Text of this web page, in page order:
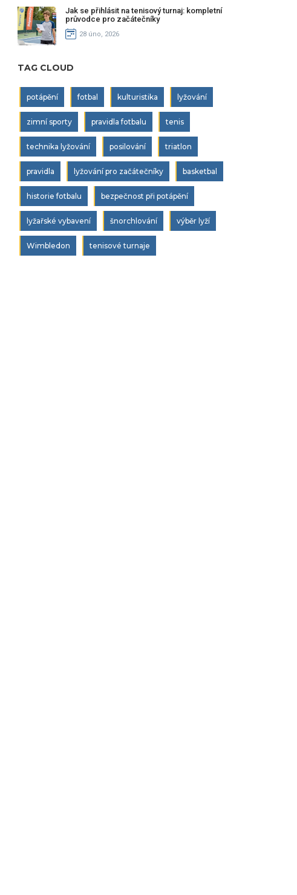
Jak se přihlásit na tenisový turnaj: kompletní
průvodce pro začátečníky
28 úno, 2026
TAG CLOUD
potápění fotbal kulturistika lyžování
zimní sporty pravidla fotbalu tenis
technika lyžování posilování triatlon
pravidla lyžování pro začátečníky basketbal
historie fotbalu bezpečnost při potápění
lyžařské vybavení šnorchlování výběr lyží
Wimbledon tenisové turnaje